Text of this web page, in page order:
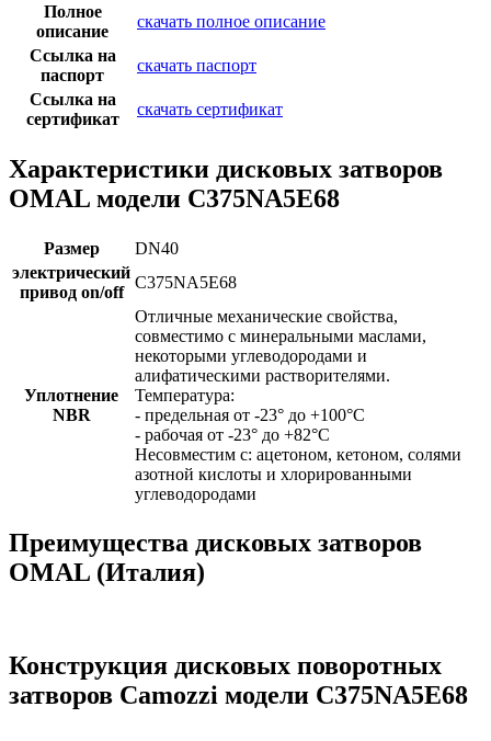
Полное
описание
скачать полное описание
Ссылка на
паспорт
скачать паспорт
Ссылка на
сертификат
скачать сертификат
Характеристики дисковых затворов
OMAL модели C375NA5E68
Размер
DN40
электрический
привод on/off
C375NA5E68
Уплотнение
NBR
Отличные механические свойства,
совместимо с минеральными маслами,
некоторыми углеводородами и
алифатическими растворителями.
Температура:
- предельная от -23° до +100°C
- рабочая от -23° до +82°C
Несовместим с: ацетоном, кетоном, солями
азотной кислоты и хлорированными
углеводородами
Преимущества дисковых затворов
OMAL (Италия)
Конструкция дисковых поворотных
затворов Camozzi модели C375NA5E68